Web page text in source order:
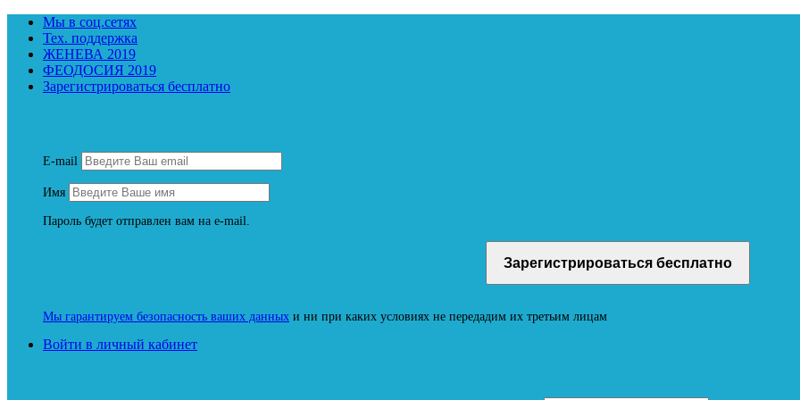
Мы в соц.сетях
Тех. поддержка
ЖЕНЕВА 2019
ФЕОДОСИЯ 2019
Зарегистрироваться бесплатно
E-mail
Имя
Пароль будет отправлен вам на e-mail.
Мы гарантируем безопасность ваших данных и ни при каких условиях не передадим их третьим лицам
Войти в личный кабинет